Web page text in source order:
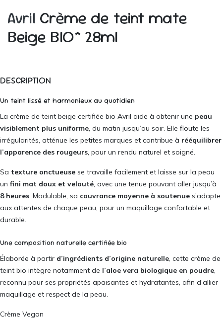
Avril Crème de teint mate
Beige BIO* 28ml
DESCRIPTION
Un teint lissé et harmonieux au quotidien
La crème de teint beige certifiée bio Avril aide à obtenir une peau
visiblement plus uniforme, du matin jusqu’au soir. Elle floute les
irrégularités, atténue les petites marques et contribue à rééquilibrer
l’apparence des rougeurs, pour un rendu naturel et soigné.
Sa texture onctueuse se travaille facilement et laisse sur la peau
un fini mat doux et velouté, avec une tenue pouvant aller jusqu’à
8 heures. Modulable, sa couvrance moyenne à soutenue s’adapte
aux attentes de chaque peau, pour un maquillage confortable et
durable.
Une composition naturelle certifiée bio
Élaborée à partir d’ingrédients d’origine naturelle, cette crème de
teint bio intègre notamment de l’aloe vera biologique en poudre,
reconnu pour ses propriétés apaisantes et hydratantes, afin d’allier
maquillage et respect de la peau.
Crème Vegan